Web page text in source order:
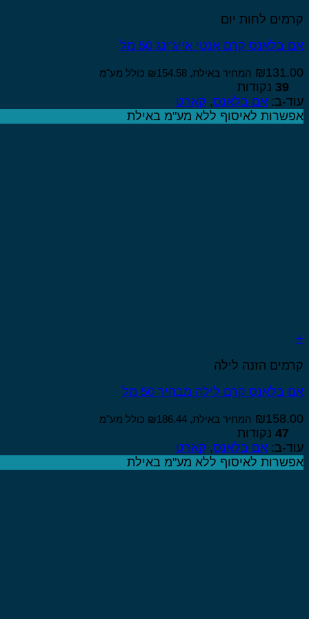
קרמים לחות יום
אם בלאנס קרם אנטי אייג’ינג 50 מל
₪131.00 המחיר באילת, ₪154.58 כולל מע"מ
39 נקודות
עוד-ב: אם בלאנס, קארט
אפשרות לאיסוף ללא מע"מ באילת
+
קרמים הזנה לילה
אם בלאנס קרם לילה מבהיר 50 מל
₪158.00 המחיר באילת, ₪186.44 כולל מע"מ
47 נקודות
עוד-ב: אם בלאנס, קארט
אפשרות לאיסוף ללא מע"מ באילת